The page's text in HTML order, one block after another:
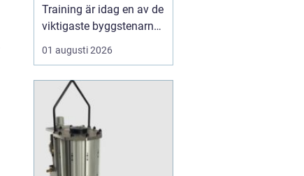
Training är idag en av de
viktigaste byggstenarna
för alla som vill arbeta
professionellt inom
skapar en gemensam
säkerhetsnivå i en
bransch där jobbet ofta
sker långt frå...
01 augusti 2026